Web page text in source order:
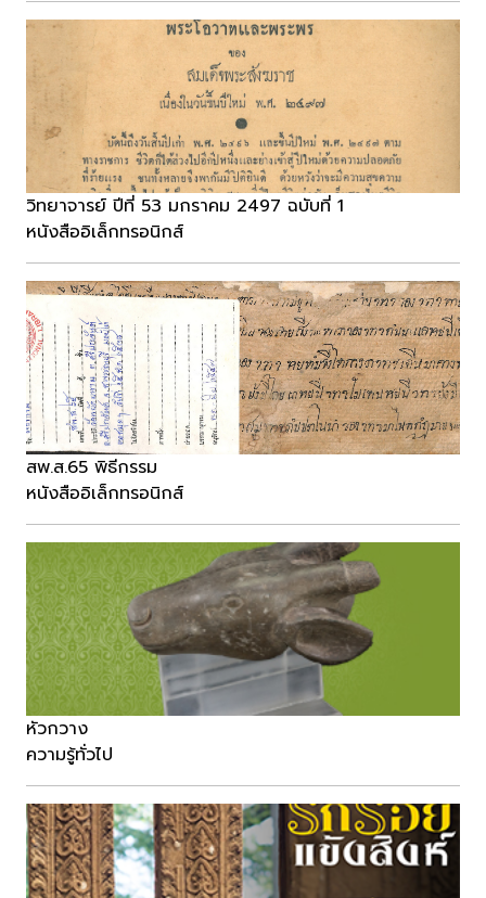
วิทยาจารย์ ปีที่ 53 มกราคม 2497 ฉบับที่ 1
หนังสืออิเล็กทรอนิกส์
สพ.ส.65 พิธีกรรม
หนังสืออิเล็กทรอนิกส์
หัวกวาง
ความรู้ทั่วไป